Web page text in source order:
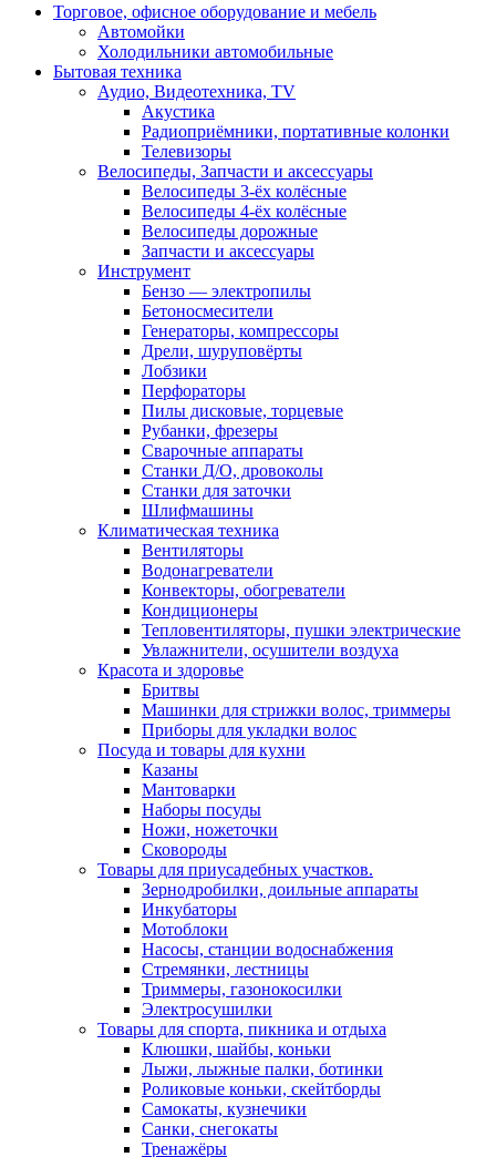
Торговое, офисное оборудование и мебель
Автомойки
Холодильники автомобильные
Бытовая техника
Аудио, Видеотехника, TV
Акустика
Радиоприёмники, портативные колонки
Телевизоры
Велосипеды, Запчасти и аксессуары
Велосипеды 3-ёх колёсные
Велосипеды 4-ёх колёсные
Велосипеды дорожные
Запчасти и аксессуары
Инструмент
Бензо — электропилы
Бетоносмесители
Генераторы, компрессоры
Дрели, шуруповёрты
Лобзики
Перфораторы
Пилы дисковые, торцевые
Рубанки, фрезеры
Сварочные аппараты
Станки Д/О, дровоколы
Станки для заточки
Шлифмашины
Климатическая техника
Вентиляторы
Водонагреватели
Конвекторы, обогреватели
Кондиционеры
Тепловентиляторы, пушки электрические
Увлажнители, осушители воздуха
Красота и здоровье
Бритвы
Машинки для стрижки волос, триммеры
Приборы для укладки волос
Посуда и товары для кухни
Казаны
Мантоварки
Наборы посуды
Ножи, ножеточки
Сковороды
Товары для приусадебных участков.
Зернодробилки, доильные аппараты
Инкубаторы
Мотоблоки
Насосы, станции водоснабжения
Стремянки, лестницы
Триммеры, газонокосилки
Электросушилки
Товары для спорта, пикника и отдыха
Клюшки, шайбы, коньки
Лыжи, лыжные палки, ботинки
Роликовые коньки, скейтборды
Самокаты, кузнечики
Санки, снегокаты
Тренажёры